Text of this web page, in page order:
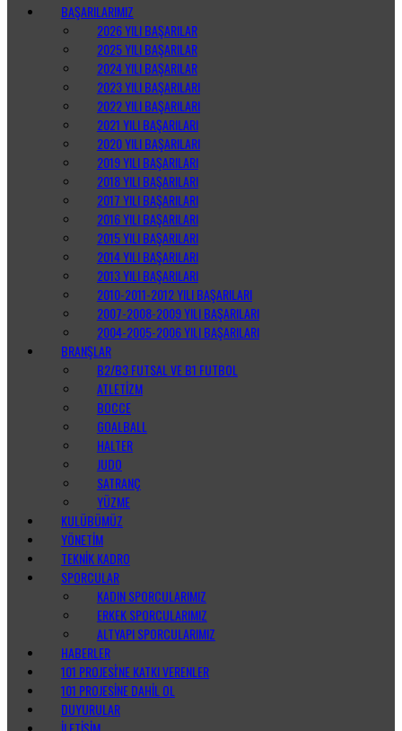
BAŞARILARIMIZ
2026 YILI BAŞARILAR
2025 YILI BAŞARILAR
2024 YILI BAŞARILAR
2023 YILI BAŞARILARI
2022 YILI BAŞARILARI
2021 YILI BAŞARILARI
2020 YILI BAŞARILARI
2019 YILI BAŞARILARI
2018 YILI BAŞARILARI
2017 YILI BAŞARILARI
2016 YILI BAŞARILARI
2015 YILI BAŞARILARI
2014 YILI BAŞARILARI
2013 YILI BAŞARILARI
2010-2011-2012 YILI BAŞARILARI
2007-2008-2009 YILI BAŞARILARI
2004-2005-2006 YILI BAŞARILARI
BRANŞLAR
B2/B3 FUTSAL VE B1 FUTBOL
ATLETIZM
BOCCE
GOALBALL
HALTER
JUDO
SATRANÇ
YÜZME
KULÜBÜMÜZ
YÖNETIM
TEKNIK KADRO
SPORCULAR
KADIN SPORCULARIMIZ
ERKEK SPORCULARIMIZ
ALTYAPI SPORCULARIMIZ
HABERLER
101 PROJESI'NE KATKI VERENLER
101 PROJESINE DAHIL OL
DUYURULAR